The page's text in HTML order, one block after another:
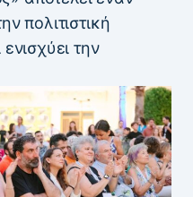
πολιτιστική
την